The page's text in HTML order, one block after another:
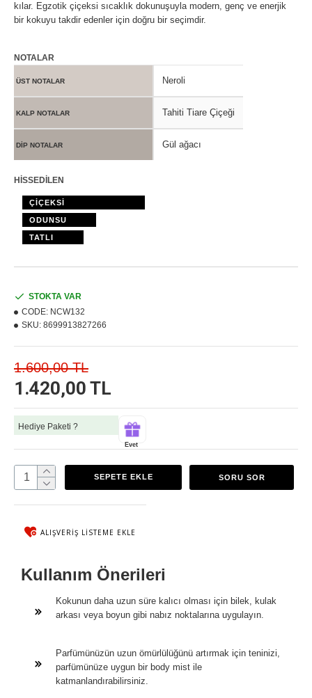
kılar. Egzotik çiçeksi sıcaklık dokunuşuyla modern, genç ve enerjik
bir kokuyu takdir edenler için doğru bir seçimdir.
NOTALAR
ÜST NOTALAR Neroli
KALP NOTALAR Tahiti Tiare Çiçeği
DİP NOTALAR Gül ağacı
HİSSEDİLEN
ÇİÇEKSİ
ODUNSU
TATLI
1.420,00 TL
1.600,00 TL
STOKTA VAR
CODE: NCW132
SKU: 8699913827266
Hediye Paketi ?
Evet
SEPETE EKLE SORU SOR
ALIŞVERIŞ LISTEME EKLE
Kullanım Önerileri
Kokunun daha uzun süre kalıcı olması için bilek, kulak
arkası veya boyun gibi nabız noktalarına uygulayın.
Parfümünüzün uzun ömürlülüğünü artırmak için teninizi,
parfümünüze uygun bir body mist ile
katmanlandırabilirsiniz.